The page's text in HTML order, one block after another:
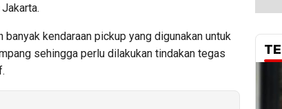
banyak kendaraan pickup yang digunakan untuk
sehingga perlu dilakukan tindakan tegas